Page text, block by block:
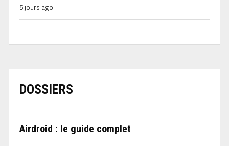
5 jours ago
DOSSIERS
Airdroid : le guide complet